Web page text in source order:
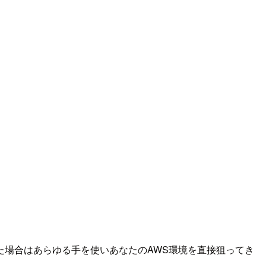
合はあらゆる手を使いあなたのAWS環境を直接狙ってき